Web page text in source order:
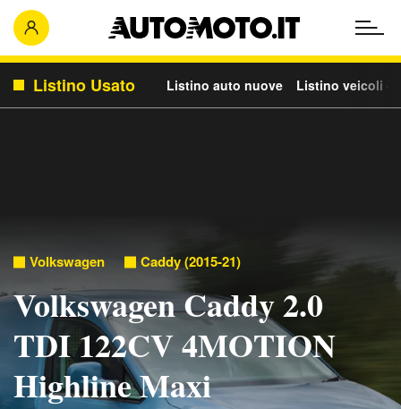
Listino Usato Listino auto nuove Listino veicoli
Volkswagen Caddy (2015-21)
Volkswagen Caddy 2.0
TDI 122CV 4MOTION
Highline Maxi